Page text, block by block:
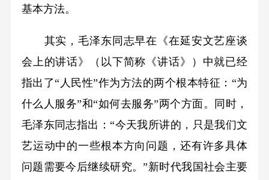
基本方法。
其实，毛泽东同志早在《在延安文艺座谈
会上的讲话》（以下简称《讲话》）中就已经
指出了“人民性”作为方法的两个根本特征：“为
什么人服务”和“如何去服务”两个方面。同时，
毛泽东同志指出：“今天我所讲的，只是我们文
艺运动中的一些根本方向问题，还有许多具体
问题需要今后继续研究。”新时代我国社会主要